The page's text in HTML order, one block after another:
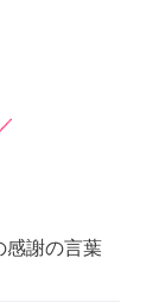
感謝の言葉